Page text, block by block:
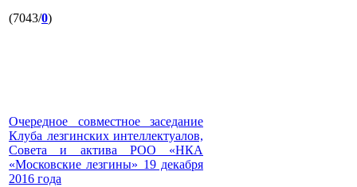
(7043/0)
Очередное совместное заседание
Клуба лезгинских интеллектуалов,
Совета и актива РОО «НКА
«Московские лезгины» 19 декабря
2016 года